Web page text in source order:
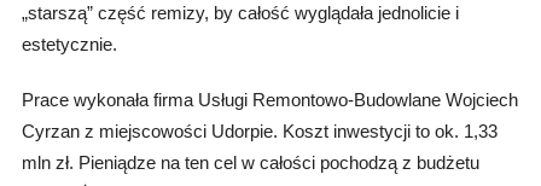
„starszą” część remizy, by całość wyglądała jednolicie i
estetycznie.
Prace wykonała firma Usługi Remontowo-Budowlane Wojciech
Cyrzan z miejscowości Udorpie. Koszt inwestycji to ok. 1,33
mln zł. Pieniądze na ten cel w całości pochodzą z budżetu